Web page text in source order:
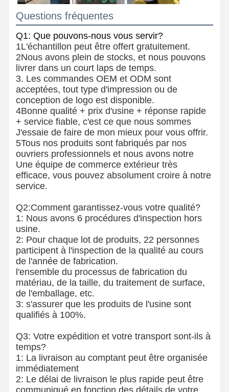
Questions fréquentes
Q1: Que pouvons-nous vous servir?
1L'échantillon peut être offert gratuitement.
2Nous avons plein de stocks, et nous pouvons
livrer dans un court laps de temps.
3. Les commandes OEM et ODM sont
acceptées, tout type d'impression ou de
conception de logo est disponible.
4Bonne qualité + prix d'usine + réponse rapide
+ service fiable, c'est ce que nous sommes
J'essaie de faire de mon mieux pour vous offrir.
5Tous nos produits sont fabriqués par nos
ouvriers professionnels et nous avons notre
Une équipe de commerce extérieur très
efficace, vous pouvez absolument croire à notre
service.
Q2:Comment garantissez-vous votre qualité?
1: Nous avons 6 procédures d'inspection hors
usine.
2: Pour chaque lot de produits, 22 personnes
participent à l'inspection de la qualité au cours
de l'année de fabrication.
l'ensemble du processus de fabrication du
matériau, de la taille, du traitement de surface,
de l'emballage, etc.
3: s'assurer que les produits de l'usine sont
qualifiés à 100%.
Q3: Votre expédition et votre transport sont-ils à
temps?
1: La livraison au comptant peut être organisée
immédiatement
2: Le délai de livraison le plus rapide peut être